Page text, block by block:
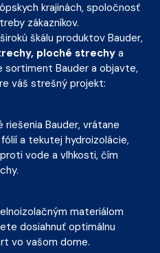
krajinách, spoločnosť
zákazníkov.
škálu produktov Bauder,
ploché strechya
sortiment Bauder a objavte,
váš strešný projekt:
riešenia Bauder, vrátane
a tekutej hydroizolácie,
vode a vlhkosti, čím
materiálom
dosiahnuť optimálnu
vo vašom dome.